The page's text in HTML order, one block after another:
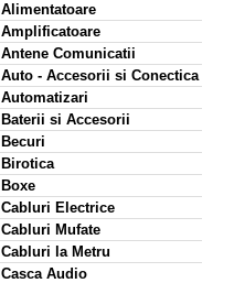
Alimentatoare
Amplificatoare
Antene Comunicatii
Auto - Accesorii si Conectica
Automatizari
Baterii si Accesorii
Becuri
Birotica
Boxe
Cabluri Electrice
Cabluri Mufate
Cabluri la Metru
Casca Audio